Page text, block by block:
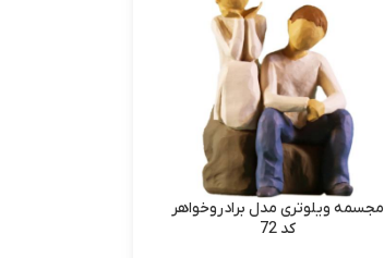
مجسمه ویلوتری مدل برادروخواهر
کد 72